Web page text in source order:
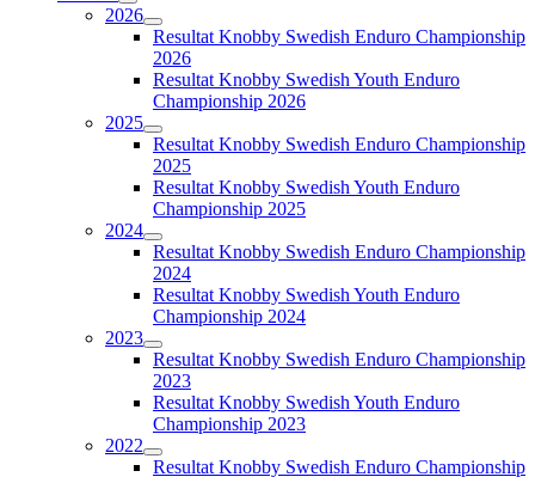
2026
Resultat Knobby Swedish Enduro Championship
2026
Resultat Knobby Swedish Youth Enduro
Championship 2026
2025
Resultat Knobby Swedish Enduro Championship
2025
Resultat Knobby Swedish Youth Enduro
Championship 2025
2024
Resultat Knobby Swedish Enduro Championship
2024
Resultat Knobby Swedish Youth Enduro
Championship 2024
2023
Resultat Knobby Swedish Enduro Championship
2023
Resultat Knobby Swedish Youth Enduro
Championship 2023
2022
Resultat Knobby Swedish Enduro Championship